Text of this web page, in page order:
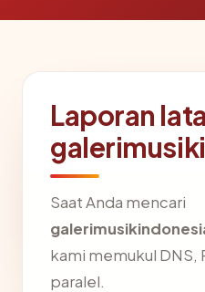
Laporan
Saat Anda mencari
kami memukul DNS,
paralel.